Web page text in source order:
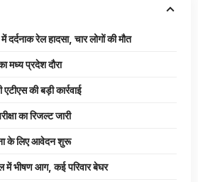
रेल हादसा, चार लोगों की मौत
मध्य प्रदेश दौरा
की बड़ी कार्रवाई
का रिजल्ट जारी
के लिए आवेदन शुरू
भीषण आग, कई परिवार बेघर